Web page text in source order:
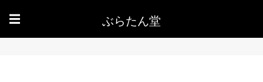
☰ ぶらたん堂